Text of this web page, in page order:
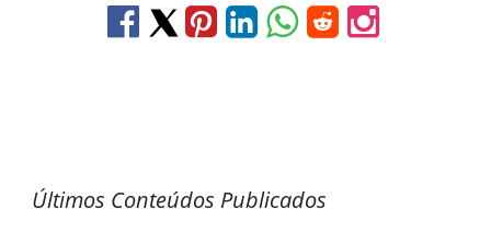
Últimos Conteúdos Publicados